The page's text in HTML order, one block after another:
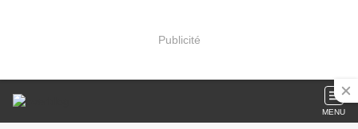
Publicité
MENU